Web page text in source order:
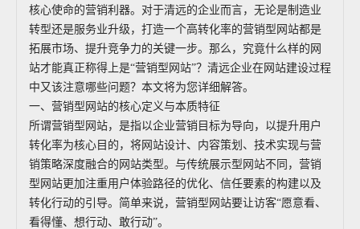
核心使命的营销利器。对于清远的企业而言，无论是制造业
转型还是服务业升级，打造一个高转化率的营销型网站都是
拓展市场、提升竞争力的关键一步。那么，究竟什么样的网
站才能真正称得上是“营销型网站”？清远企业在网站建设过程
中又该注意哪些问题？本文将为您详细解答。
一、营销型网站的核心定义与本质特征
所谓营销型网站，是指以企业营销目标为导向，以提升用户
转化率为核心目的，将网站设计、内容策划、技术实现与营
销策略深度融合的网站类型。与传统展示型网站不同，营销
型网站更加注重用户体验路径的优化、信任要素的构建以及
转化行动的引导。简单来说，营销型网站要让访客“愿意看、
看得懂、想行动、敢行动”。